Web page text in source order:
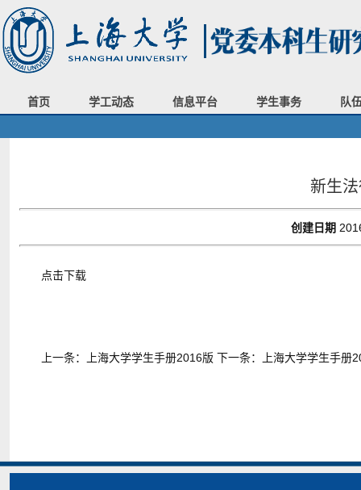
首页 学工动态 信息平台 学生事务 队
新生
创建日期
点击下载
上一条： 上海大学学生手册2016版 下一条： 上海大学学生手册